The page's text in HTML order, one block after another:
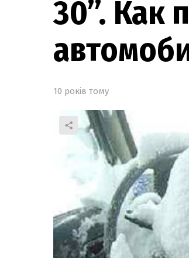
30”. Как
10 років тому